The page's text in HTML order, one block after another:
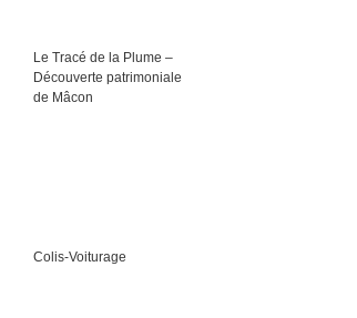
Le Tracé de la Plume –
Découverte patrimoniale
de Mâcon
Colis-Voiturage